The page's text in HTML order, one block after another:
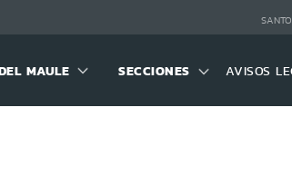
MAULE SECCIONES AVISOS